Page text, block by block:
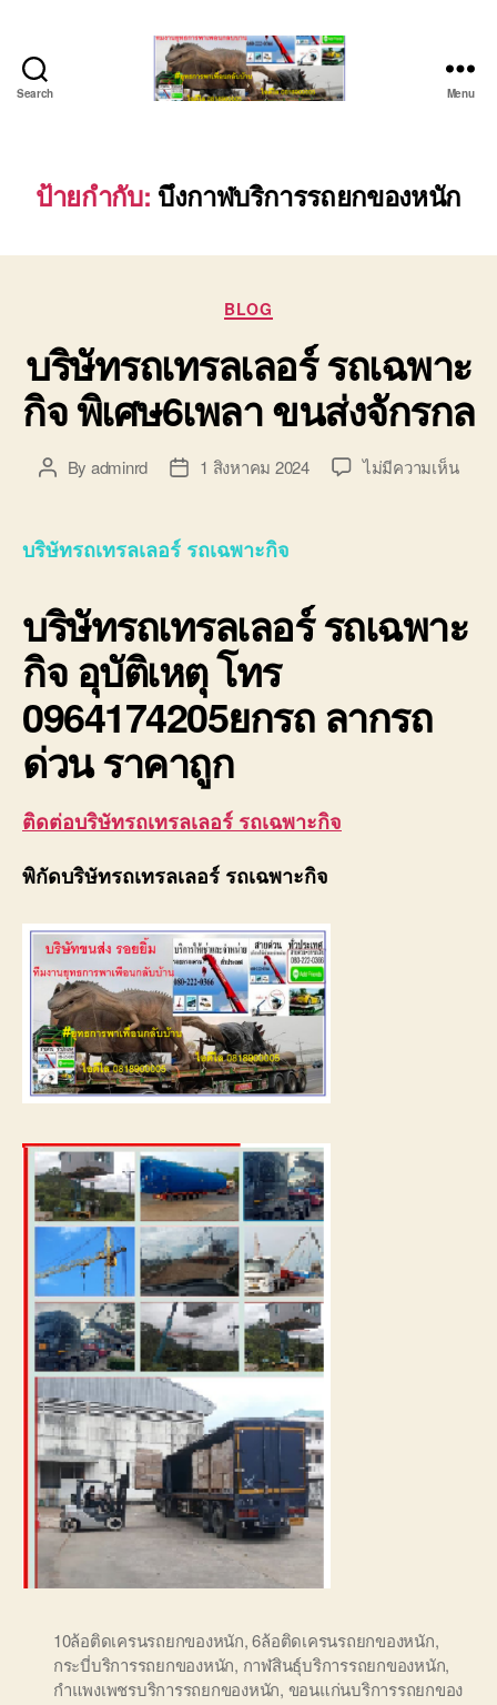
Search
ยก
ของ
ติดต่อ
0640711613,
Menu
ป้ายกำกับ: บึงกาฬบริการรถยกของหนัก
Categories
BLOG
บริษัทรถเทรลเลอร์ รถเฉพาะ
กิจ พิเศษ6เพลา ขนส่งจักรกล
PostBy adminrd
Post1 สิงหาคม 2024 ไม่มีความเห็นบน
เฉพา
บริษัทรถเทรลเลอร์ รถเฉพาะกิจ
บริษัทรถเทรลเลอร์ รถเฉพาะ
กิจ อุบัติเหตุ โทร
0964174205ยกรถ ลากรถ
ด่วน ราคาถูก
ติดต่อบริษัทรถเทรลเลอร์ รถเฉพาะกิจ
พิกัดบริษัทรถเทรลเลอร์ รถเฉพาะกิจ
10ล้อติดเครนรถยกของหนัก,6ล้อติดเครนรถยกของหนัก,
กระบี่บริการรถยกของหนัก, กาฬสินธุ์บริการรถยกของหนัก,
กำแพงเพชรบริการรถยกของหนัก, ขอนแก่นบริการรถยกของ